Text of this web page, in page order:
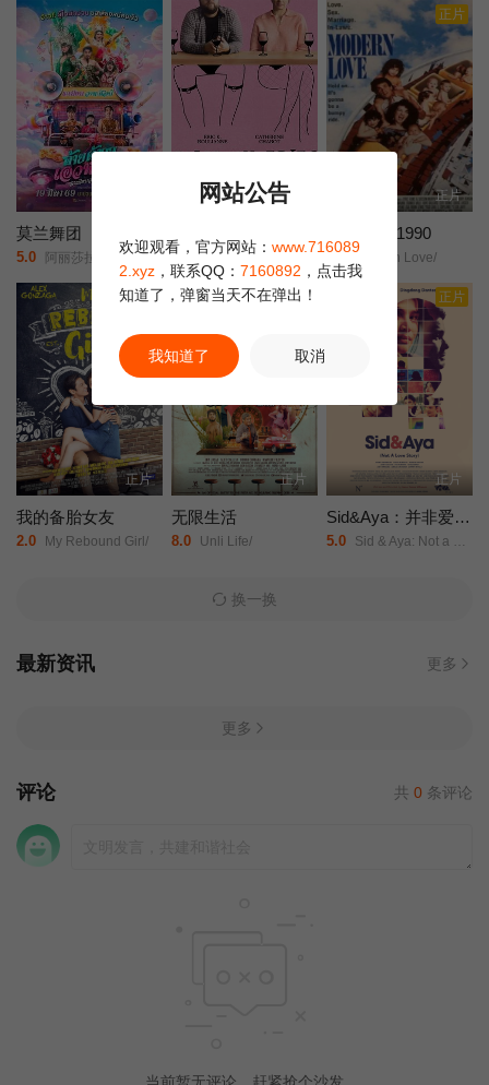
超出了她的舒适区，通常只做那些她觉得舒服、成功概率高的事
情。这个决心的截止日期是她一个月后的三十岁生日。令她懊恼的
是，她的制作团队正在为该节目寻找一个延伸的新年故事，决定跟
踪她一个月内实现这个决心的进展。这个决心恰逢凯莉与汤姆见
面……
莫兰舞团
5.0 阿丽莎拉·翁差丽/Sitthiphon/Disamoe/
正片
8.0 埃里克·K·布利安/凯瑟琳·沙博/Erin/Carter/Sarah/Chouinard-Poirier/娜塔莉·古帕尔/Rose-Anne/Déry/萨米尔·菲鲁兹/Carolanne/Foucher/艾甜·加罗伊/安布雷·贾布兰/Fayolle/Jean/Jr./Nicolas/Krief/Jacques/L'Heureux/ève/Landry/朱莉·勒布勒东/阿加莎·勒杜/Simone/Ledoux/索菲·勒图讷尔/弗罗伦斯·布莱恩/Antonin/Mousseau-Rivard/
正片
正片
新潮恋爱 1990
9.0 Modern Love/
正片
正片
我的备胎女友
2.0 My Rebound Girl/
正片
正片
无限生活
8.0 Unli Life/
正片
正片
Sid&Aya：并非爱情故事
5.0 Sid & Aya: Not a Love Story/
换一换
最新资讯 更多
更多
评论 共 0 条评论
当前暂无评论，赶紧抢个沙发
网站公告
欢迎观看，官方网站： www.716089
2.xyz ，联系QQ： 7160892 ，点击我
知道了，弹窗当天不在弹出！
我知道了 取消